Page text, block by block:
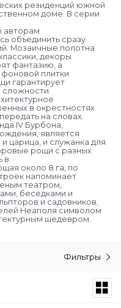
резиденций южной
доме. В серии
авторам
объединить сразу
Мозаичные полотна
декоры
фантазию, а
плитки
гарантирует
сложности.
в окрестностях
на словах.
IV Бурбона,
является
царица, и служанка для
рощи с разных
в
около 8 га, по
напоминает
театром,
беседками и
и садовников,
Неаполя символом
шедевром.
Фильтры